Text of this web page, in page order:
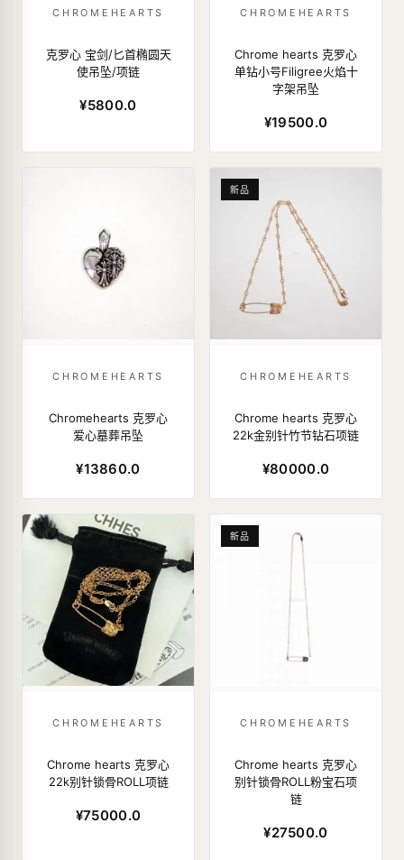
CHROMEHEARTS
克罗心 宝剑/匕首椭圆天
使吊坠/项链
¥5800.0
CHROMEHEARTS
Chrome hearts 克罗心
单钻小号Filigree火焰十
字架吊坠
¥19500.0
CHROMEHEARTS
Chromehearts 克罗心
爱心墓葬吊坠
¥13860.0
新品
CHROMEHEARTS
Chrome hearts 克罗心
22k金别针竹节钻石项链
¥80000.0
CHROMEHEARTS
Chrome hearts 克罗心
22k别针锁骨ROLL项链
¥75000.0
新品
CHROMEHEARTS
Chrome hearts 克罗心
别针锁骨ROLL粉宝石项
链
¥27500.0